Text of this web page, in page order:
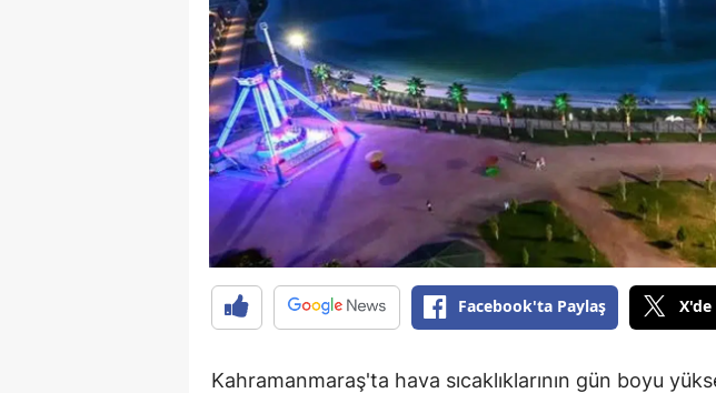
Facebook'ta Paylaş X'de
Kahramanmaraş'ta hava sıcaklıklarının gün boyu